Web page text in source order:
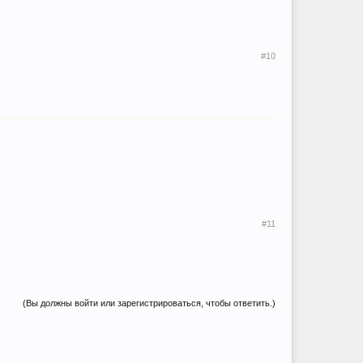
#10
#11
(Вы должны войти или зарегистрироваться, чтобы ответить.)